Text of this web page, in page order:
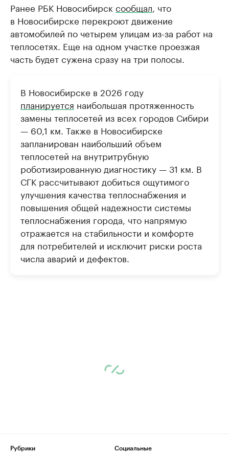
Ранее РБК Новосибирск сообщал , что
в Новосибирске перекроют движение
автомобилей по четырем улицам из-за работ на
теплосетях. Еще на одном участке проезжая
часть будет сужена сразу на три полосы.
В Новосибирске в 2026 году
планируется наибольшая протяженность
замены теплосетей из всех городов Сибири
— 60,1 км. Также в Новосибирске
запланирован наибольший объем
теплосетей на внутритрубную
роботизированную диагностику — 31 км. В
СГК рассчитывают добиться ощутимого
улучшения качества теплоснабжения и
повышения общей надежности системы
теплоснабжения города, что напрямую
отражается на стабильности и комфорте
для потребителей и исключит риски роста
числа аварий и дефектов.
Рубрики
Социальные